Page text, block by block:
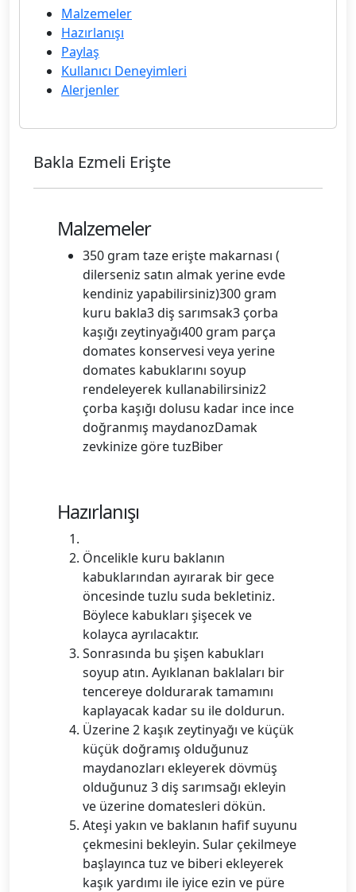
Malzemeler
Hazırlanışı
Paylaş
Kullanıcı Deneyimleri
Alerjenler
Bakla Ezmeli Erişte
Malzemeler
350 gram taze erişte makarnası (
dilerseniz satın almak yerine evde
kendiniz yapabilirsiniz)300 gram
kuru bakla3 diş sarımsak3 çorba
kaşığı zeytinyağı400 gram parça
domates konservesi veya yerine
domates kabuklarını soyup
rendeleyerek kullanabilirsiniz2
çorba kaşığı dolusu kadar ince ince
doğranmış maydanozDamak
zevkinize göre tuzBiber
Hazırlanışı
Öncelikle kuru baklanın
kabuklarından ayırarak bir gece
öncesinde tuzlu suda bekletiniz.
Böylece kabukları şişecek ve
kolayca ayrılacaktır.
Sonrasında bu şişen kabukları
soyup atın. Ayıklanan baklaları bir
tencereye doldurarak tamamını
kaplayacak kadar su ile doldurun.
Üzerine 2 kaşık zeytinyağı ve küçük
küçük doğramış olduğunuz
maydanozları ekleyerek dövmüş
olduğunuz 3 diş sarımsağı ekleyin
ve üzerine domatesleri dökün.
Ateşi yakın ve baklanın hafif suyunu
çekmesini bekleyin. Sular çekilmeye
başlayınca tuz ve biberi ekleyerek
kaşık yardımı ile iyice ezin ve püre